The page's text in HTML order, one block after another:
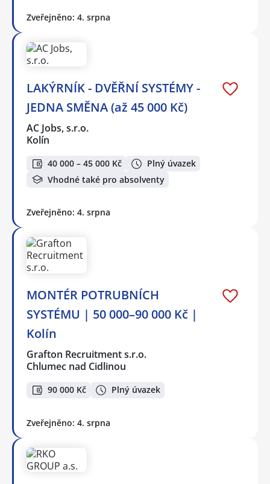
Zveřejněno: 4. srpna
LAKÝRNÍK - DVĚŘNÍ SYSTÉMY -
JEDNA SMĚNA (až 45 000 Kč)
AC Jobs, s.r.o.
Kolín
40 000 – 45 000 Kč
Plný úvazek
Vhodné také pro absolventy
Zveřejněno: 4. srpna
MONTÉR POTRUBNÍCH
SYSTÉMU | 50 000–90 000 Kč |
Kolín
Grafton Recruitment s.r.o.
Chlumec nad Cidlinou
90 000 Kč Plný úvazek
Zveřejněno: 4. srpna